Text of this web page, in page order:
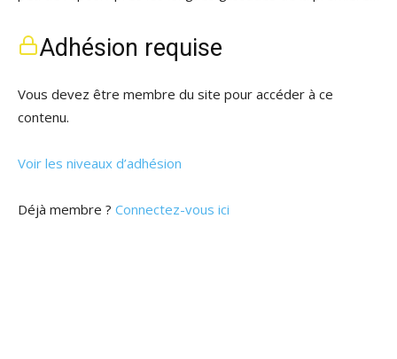
Adhésion requise
Vous devez être membre du site pour accéder à ce
contenu.
Voir les niveaux d’adhésion
Déjà membre ? Connectez-vous ici